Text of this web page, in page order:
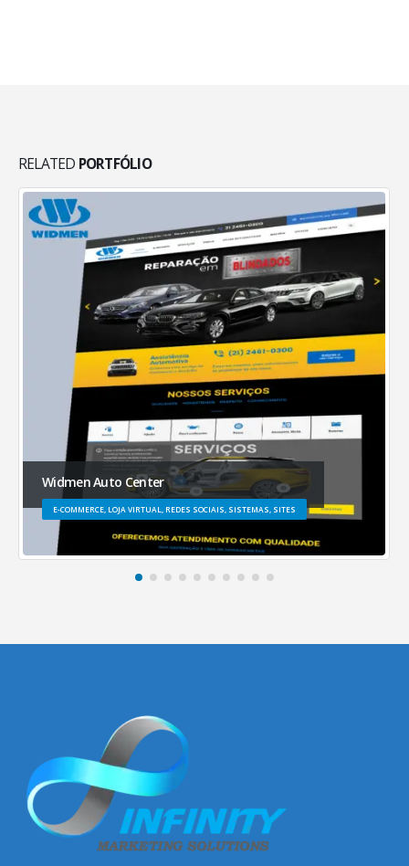
RELATED PORTFÓLIO
Widmen Auto Center
E-COMMERCE, LOJA VIRTUAL, REDES SOCIAIS, SISTEMAS, SITES